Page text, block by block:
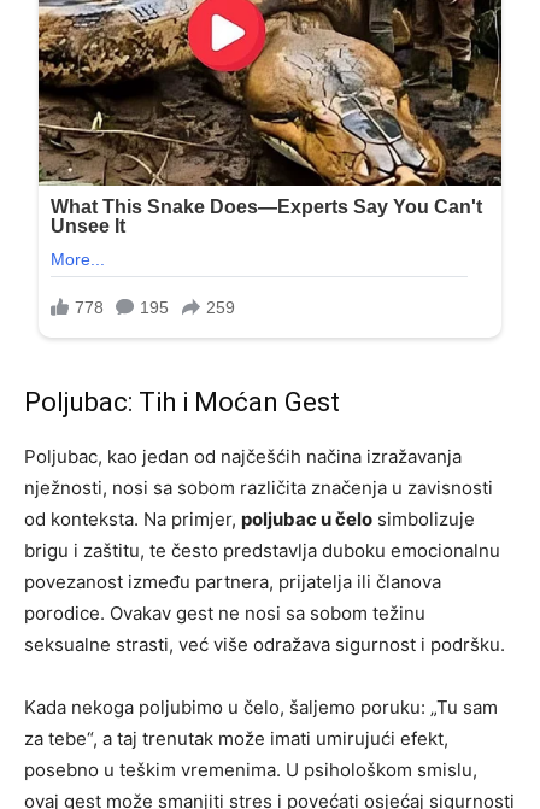
Poljubac: Tih i Moćan Gest
Poljubac, kao jedan od najčešćih načina izražavanja
nježnosti, nosi sa sobom različita značenja u zavisnosti
od konteksta. Na primjer, poljubac u čelo simbolizuje
brigu i zaštitu, te često predstavlja duboku emocionalnu
povezanost između partnera, prijatelja ili članova
porodice. Ovakav gest ne nosi sa sobom težinu
seksualne strasti, već više odražava sigurnost i podršku.
Kada nekoga poljubimo u čelo, šaljemo poruku: „Tu sam
za tebe“, a taj trenutak može imati umirujući efekt,
posebno u teškim vremenima. U psihološkom smislu,
ovaj gest može smanjiti stres i povećati osjećaj sigurnosti